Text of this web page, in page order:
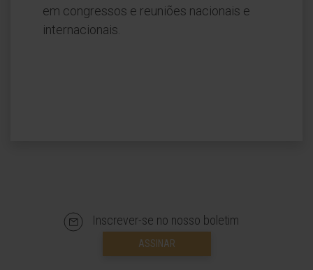
em congressos e reuniões nacionais e
internacionais.
Inscrever-se no nosso boletim
ASSINAR